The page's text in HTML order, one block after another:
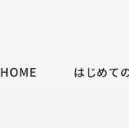
HOME はじめて